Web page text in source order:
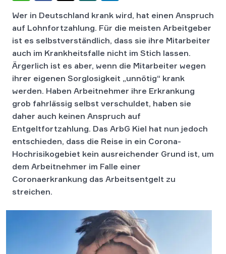
Wer in Deutschland krank wird, hat einen Anspruch
auf Lohnfortzahlung. Für die meisten Arbeitgeber
ist es selbstverständlich, dass sie ihre Mitarbeiter
auch im Krankheitsfalle nicht im Stich lassen.
Ärgerlich ist es aber, wenn die Mitarbeiter wegen
ihrer eigenen Sorglosigkeit „unnötig“ krank
werden. Haben Arbeitnehmer ihre Erkrankung
grob fahrlässig selbst verschuldet, haben sie
daher auch keinen Anspruch auf
Entgeltfortzahlung. Das ArbG Kiel hat nun jedoch
entschieden, dass die Reise in ein Corona-
Hochrisikogebiet kein ausreichender Grund ist, um
dem Arbeitnehmer im Falle einer
Coronaerkrankung das Arbeitsentgelt zu
streichen.